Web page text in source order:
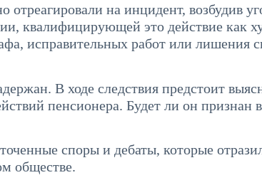
на инцидент, возбудив
квалифицирующей это действие как
исправительных работ или лишения
В ходе следствия предстоит
пенсионера. Будет ли он признан
споры и дебаты, которые
обществе.